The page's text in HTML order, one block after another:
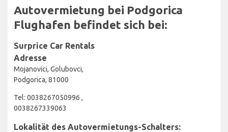
Autovermietung bei Podgorica
Flughafen befindet sich bei:
Surprice Car Rentals
Adresse
Mojanovici, Golubovci,
Podgorica, 81000
Tel: 0038267050996 ,
0038267339063
Lokalität des Autovermietungs-Schalters: